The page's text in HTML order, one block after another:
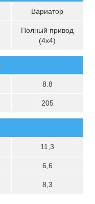
Вариатор
Полный привод
(4х4)
8.8
205
11,3
6,6
8,3